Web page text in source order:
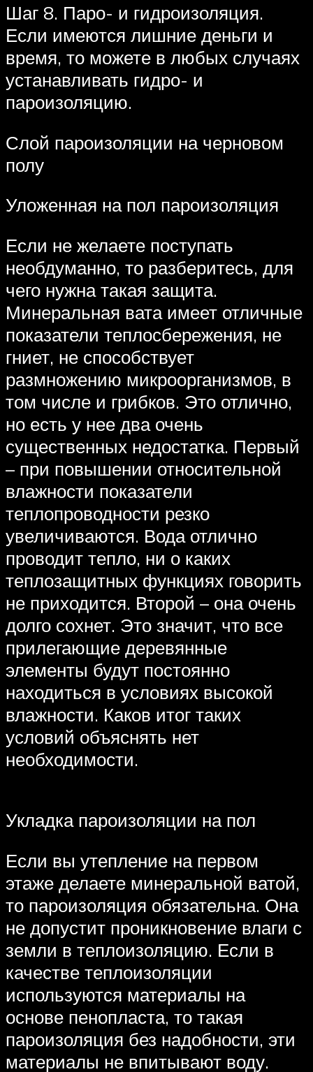
Шаг 8. Паро- и гидроизоляция.
Если имеются лишние деньги и
время, то можете в любых случаях
устанавливать гидро- и
пароизоляцию.
Слой пароизоляции на черновом
полу
Уложенная на пол пароизоляция
Если не желаете поступать
необдуманно, то разберитесь, для
чего нужна такая защита.
Минеральная вата имеет отличные
показатели теплосбережения, не
гниет, не способствует
размножению микроорганизмов, в
том числе и грибков. Это отлично,
но есть у нее два очень
существенных недостатка. Первый
– при повышении относительной
влажности показатели
теплопроводности резко
увеличиваются. Вода отлично
проводит тепло, ни о каких
теплозащитных функциях говорить
не приходится. Второй – она очень
долго сохнет. Это значит, что все
прилегающие деревянные
элементы будут постоянно
находиться в условиях высокой
влажности. Каков итог таких
условий объяснять нет
необходимости.
Укладка пароизоляции на пол
Если вы утепление на первом
этаже делаете минеральной ватой,
то пароизоляция обязательна. Она
не допустит проникновение влаги с
земли в теплоизоляцию. Если в
качестве теплоизоляции
используются материалы на
основе пенопласта, то такая
пароизоляция без надобности, эти
материалы не впитывают воду.